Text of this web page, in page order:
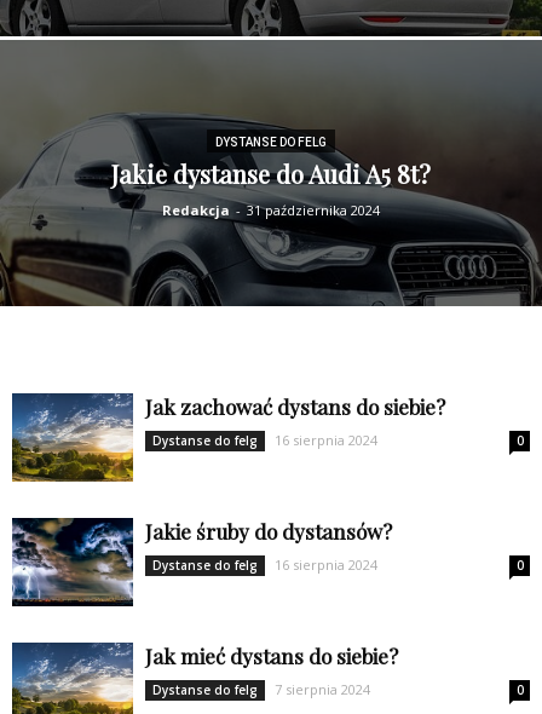
DYSTANSE DO FELG
Jakie dystanse do Audi A5 8t?
Redakcja - 31 października 2024
Jak zachować dystans do siebie?
Dystanse do felg 16 sierpnia 2024 0
Jakie śruby do dystansów?
Dystanse do felg 16 sierpnia 2024 0
Jak mieć dystans do siebie?
Dystanse do felg 7 sierpnia 2024 0